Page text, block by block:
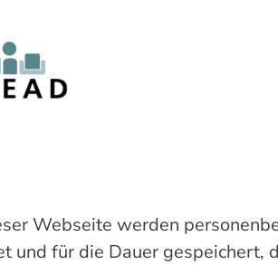
Webseite werden
und für die Dauer